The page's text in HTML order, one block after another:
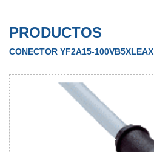
PRODUCTOS
CONECTOR YF2A15-100VB5XLEAX